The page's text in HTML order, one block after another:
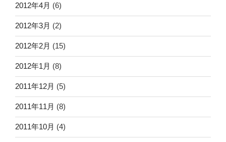
2012年4月 (6)
2012年3月 (2)
2012年2月 (15)
2012年1月 (8)
2011年12月 (5)
2011年11月 (8)
2011年10月 (4)